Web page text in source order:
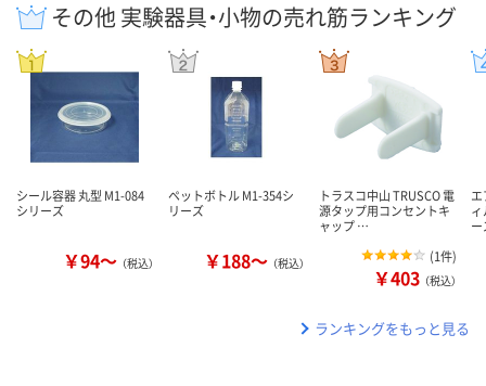
その他 実験器具・小物の売れ筋ランキング
シール容器 丸型 M1-084
シリーズ
￥94～ （税込）
ペットボトル M1-354シ
リーズ
￥188～ （税込）
トラスコ中山 TRUSCO 電
源タップ用コンセントキ
ャップ …
(1件)
￥403 （税込）
ランキングをもっと見る